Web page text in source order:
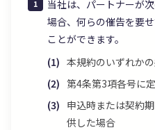
当社は、パートナーが
場合、何らの催告を要
ことができます。
本規約のいずれか
第4条第3項各号に
申込時または契約
供した場合